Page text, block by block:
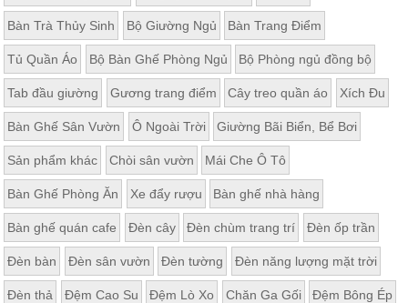
Nội thất trẻ em của Vương Quốc Nội Thất là sự kết hợp hài hòa,
tinh tế được chắt lọc từ những tinh hoa của cuộc sống, các sản
phẩm luôn đạt đến sự hoàn hảo về tính sắc sảo và hài hòa từ
kiểu dáng đến màu sắc, phù hợp với không gian, nhu cầu, tính
cách, sở thích cho các bé.
Bàn Trà Thủy Sinh Bộ Giường Ngủ Bàn Trang Điểm
Tủ Quần Áo Bộ Bàn Ghế Phòng Ngủ Bộ Phòng ngủ đồng bộ
Tab đầu giường Gương trang điểm Cây treo quần áo Xích Đu
Bàn Ghế Sân Vườn Ô Ngoài Trời Giường Bãi Biển, Bể Bơi
Sản phẩm khác Chòi sân vườn Mái Che Ô Tô
Bàn Ghế Phòng Ăn Xe đẩy rượu Bàn ghế nhà hàng
Bàn ghế quán cafe Đèn cây Đèn chùm trang trí Đèn ốp trần
Đèn bàn Đèn sân vườn Đèn tường Đèn năng lượng mặt trời
Đèn thả Đệm Cao Su Đệm Lò Xo Chăn Ga Gối Đệm Bông Ép